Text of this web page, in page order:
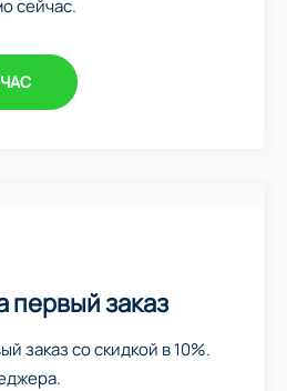
сейчас.
первый заказ
заказ со скидкой в 10%.